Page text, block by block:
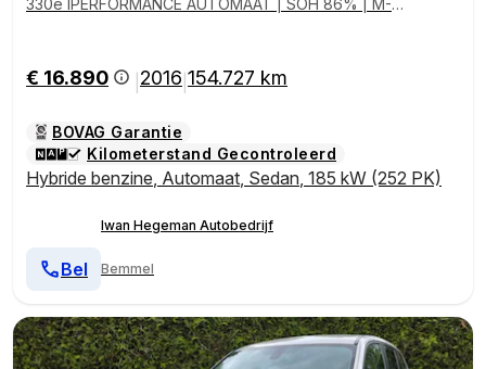
330e IPERFORMANCE AUTOMAAT | SOH 86% | M-S
€ 16.890 2016 154.727 km
BOVAG Garantie
Kilometerstand Gecontroleerd
Hybride benzine, Automaat, Sedan, 185 kW (252 PK)
Iwan Hegeman Autobedrijf
Bemmel
Bel